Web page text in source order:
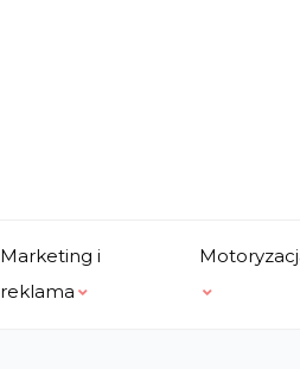
Marketing i
reklama